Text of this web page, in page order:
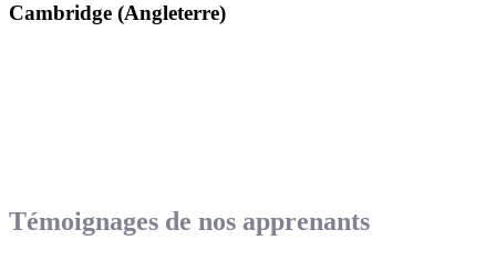
Cambridge (Angleterre)
Témoignages de nos apprenants